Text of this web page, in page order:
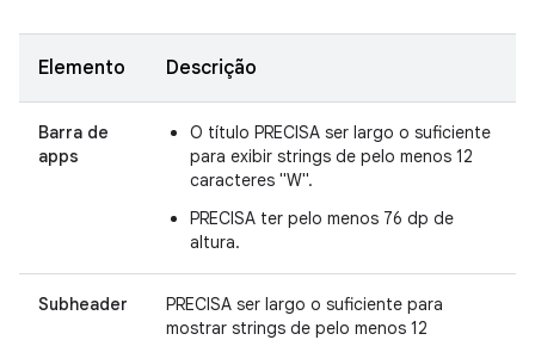
Elemento Descrição
Barra de
apps
O título PRECISA ser largo o suficiente
para exibir strings de pelo menos 12
caracteres "W".
PRECISA ter pelo menos 76 dp de
altura.
Subheader
PRECISA ser largo o suficiente para
mostrar strings de pelo menos 12